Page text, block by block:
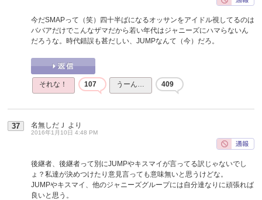
今だSMAPって（笑）四十半ばになるオッサンをアイドル視してるのは
ババアだけでこんなザマだから若い年代はジャニーズにハマらないん
だろうな。時代錯誤も甚だしい、JUMPなんて（今）だろ。
それな！ 107 うーん… 409
37 名無しだＪ より
2016年1月10日 4:48 PM
後継者、後継者って別にJUMPやキスマイが言ってる訳じゃないでし
ょ？私達が決めつけたり意見言っても意味無いと思うけどな。
JUMPやキスマイ、他のジャニーズグループには自分達なりに頑張れば
良いと思う。